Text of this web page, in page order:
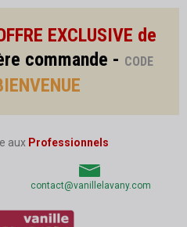
EXCLUSIVE de
commande - CODE
aux Professionnels
contact@vanillelavany.com